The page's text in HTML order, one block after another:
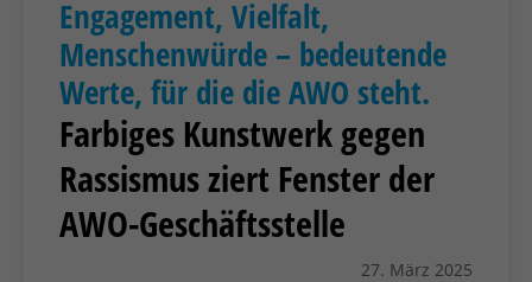
Engagement, Vielfalt,
Menschenwürde – bedeutende
Werte, für die die AWO steht.
Farbiges Kunstwerk gegen
Rassismus ziert Fenster der
AWO-Geschäftsstelle
27. März 2025